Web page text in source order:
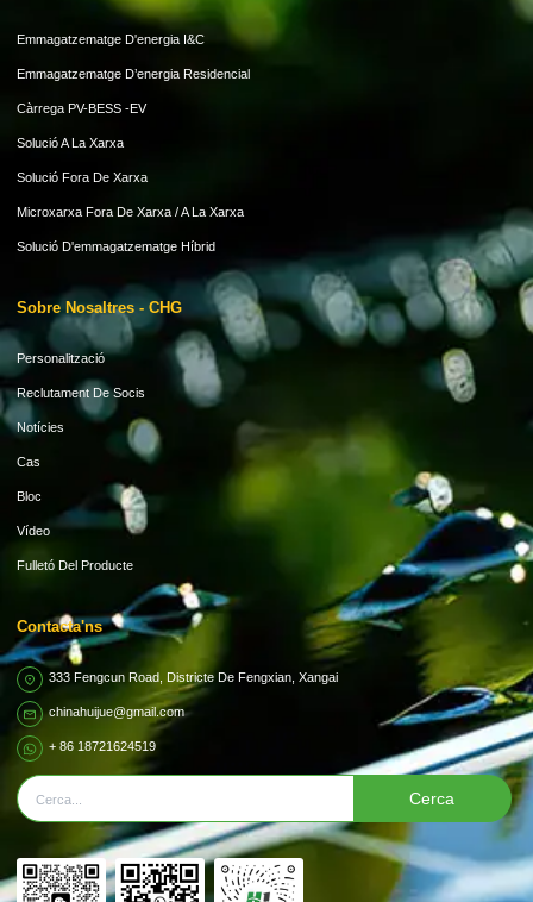
Emmagatzematge D'energia I&C
Emmagatzematge D’energia Residencial
Càrrega PV-BESS -EV
Solució A La Xarxa
Solució Fora De Xarxa
Microxarxa Fora De Xarxa / A La Xarxa
Solució D'emmagatzematge Híbrid
Sobre Nosaltres - CHG
Personalització
Reclutament De Socis
Notícies
Cas
Bloc
Vídeo
Fulletó Del Producte
Contacta'ns
333 Fengcun Road, Districte De Fengxian, Xangai
chinahuijue@gmail.com
+ 86 18721624519
Cerca